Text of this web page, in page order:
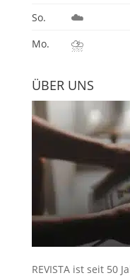
So.
☁️
Mo.
⛈️
ÜBER UNS
REVISTA ist seit 50